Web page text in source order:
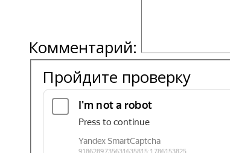
Комментарий:
Пройдите проверку